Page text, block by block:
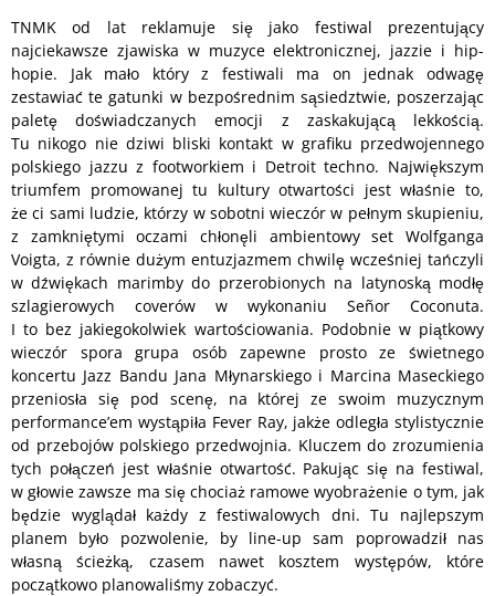
TNMK od lat reklamuje się jako festiwal prezentujący
najciekawsze zjawiska w muzyce elektronicznej, jazzie i hip-
hopie. Jak mało który z festiwali ma on jednak odwagę
zestawiać te gatunki w bezpośrednim sąsiedztwie, poszerzając
paletę doświadczanych emocji z zaskakującą lekkością.
Tu nikogo nie dziwi bliski kontakt w grafiku przedwojennego
polskiego jazzu z footworkiem i Detroit techno. Największym
triumfem promowanej tu kultury otwartości jest właśnie to,
że ci sami ludzie, którzy w sobotni wieczór w pełnym skupieniu,
z zamkniętymi oczami chłonęli ambientowy set Wolfganga
Voigta, z równie dużym entuzjazmem chwilę wcześniej tańczyli
w dźwiękach marimby do przerobionych na latynoską modłę
szlagierowych coverów w wykonaniu Señor Coconuta.
I to bez jakiegokolwiek wartościowania. Podobnie w piątkowy
wieczór spora grupa osób zapewne prosto ze świetnego
koncertu Jazz Bandu Jana Młynarskiego i Marcina Maseckiego
przeniosła się pod scenę, na której ze swoim muzycznym
performance’em wystąpiła Fever Ray, jakże odległa stylistycznie
od przebojów polskiego przedwojnia. Kluczem do zrozumienia
tych połączeń jest właśnie otwartość. Pakując się na festiwal,
w głowie zawsze ma się chociaż ramowe wyobrażenie o tym, jak
będzie wyglądał każdy z festiwalowych dni. Tu najlepszym
planem było pozwolenie, by line-up sam poprowadził nas
własną ścieżką, czasem nawet kosztem występów, które
początkowo planowaliśmy zobaczyć.